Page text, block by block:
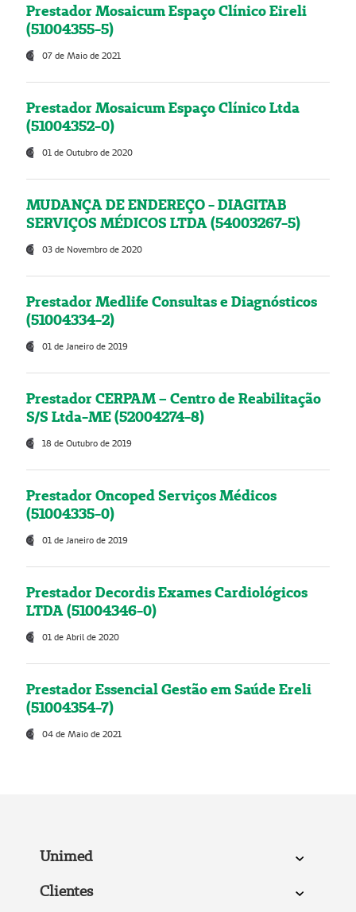
Prestador Mosaicum Espaço Clínico Eireli
(51004355-5)
07 de Maio de 2021
Prestador Mosaicum Espaço Clínico Ltda
(51004352-0)
01 de Outubro de 2020
MUDANÇA DE ENDEREÇO - DIAGITAB
SERVIÇOS MÉDICOS LTDA (54003267-5)
03 de Novembro de 2020
Prestador Medlife Consultas e Diagnósticos
(51004334-2)
01 de Janeiro de 2019
Prestador CERPAM – Centro de Reabilitação
S/S Ltda-ME (52004274-8)
18 de Outubro de 2019
Prestador Oncoped Serviços Médicos
(51004335-0)
01 de Janeiro de 2019
Prestador Decordis Exames Cardiológicos
LTDA (51004346-0)
01 de Abril de 2020
Prestador Essencial Gestão em Saúde Ereli
(51004354-7)
04 de Maio de 2021
Unimed
Clientes